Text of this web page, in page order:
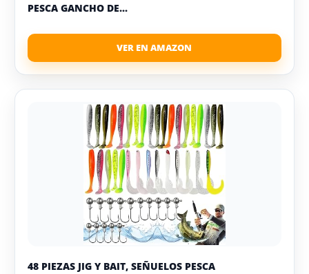
PESCA GANCHO DE...
48 PIEZAS JIG Y BAIT, SEÑUELOS PESCA